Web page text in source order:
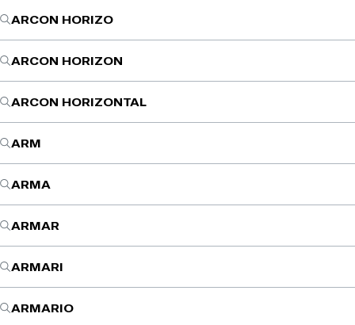
ARCON HORIZO
ARCON HORIZON
ARCON HORIZONTAL
ARM
ARMA
ARMAR
ARMARI
ARMARIO